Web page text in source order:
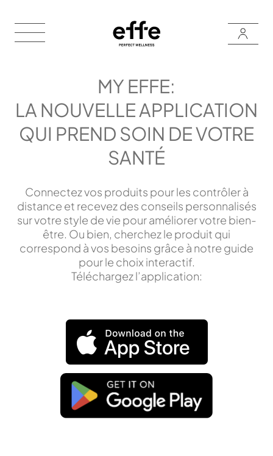
MY EFFE:
LA NOUVELLE APPLICATION
QUI PREND SOIN DE VOTRE
SANTÉ
Connectez vos produits pour les contrôler à
distance et recevez des conseils personnalisés
sur votre style de vie pour améliorer votre bien-
être. Ou bien, cherchez le produit qui
correspond à vos besoins grâce à notre guide
pour le choix interactif.
Téléchargez l’application: